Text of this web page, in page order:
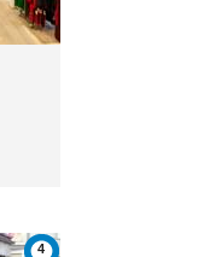
4